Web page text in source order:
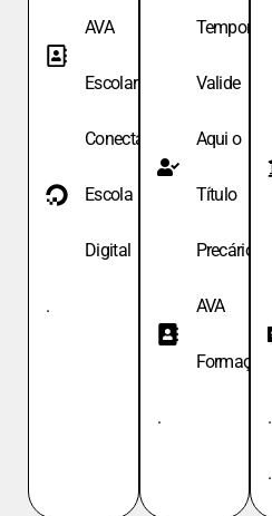
AVA
Escolar
Conecta
Escola
Digital
.
Temporária
Valide
Aqui o
Título
Precário
AVA
Formação
. .
.